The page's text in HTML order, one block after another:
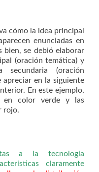
cómo la idea principal
enunciadas en
bien, se debió elaborar
(oración temática) y
(oración
apreciar en la siguiente
En este ejemplo,
en color verde y las
rojo.
a la tecnología
claramente